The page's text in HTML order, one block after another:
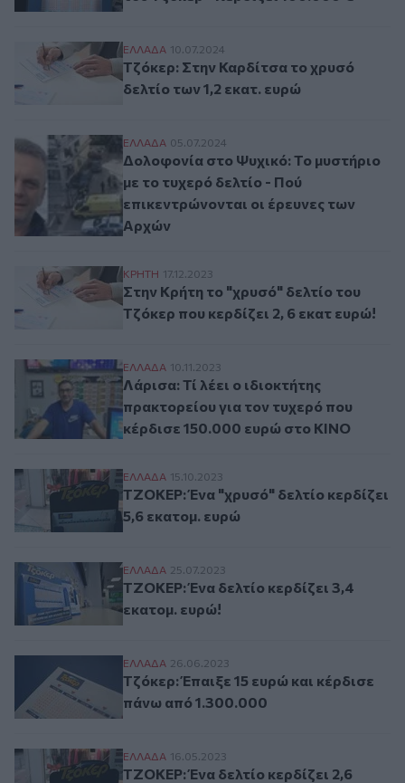
Τζόκερ: Στην Καρδίτσα το χρυσό δελτίο
ΕΛΛAΔΑ 10.07.2024
Τζόκερ: Στην Καρδίτσα το χρυσό
δελτίο των 1,2 εκατ. ευρώ
Δολοφονία στο Ψυχικό: Το μυστήριο με
ΕΛΛAΔΑ 05.07.2024
Δολοφονία στο Ψυχικό: Το μυστήριο
με το τυχερό δελτίο - Πού
επικεντρώνονται οι έρευνες των
Αρχών
Στην Κρήτη το "χρυσό" δελτίο του
ΚΡΗΤΗ 17.12.2023
Στην Κρήτη το "χρυσό" δελτίο του
Τζόκερ που κερδίζει 2, 6 εκατ ευρώ!
Λάρισα: Τί λέει ο ιδιοκτήτης
ΕΛΛAΔΑ 10.11.2023
Λάρισα: Τί λέει ο ιδιοκτήτης
πρακτορείου για τον τυχερό που
κέρδισε 150.000 ευρώ στο ΚΙΝΟ
ΤΖΟΚΕΡ: Ένα "χρυσό" δελτίο κερδίζει
ΕΛΛAΔΑ 15.10.2023
ΤΖΟΚΕΡ: Ένα "χρυσό" δελτίο κερδίζει
5,6 εκατομ. ευρώ
ΤΖΟΚΕΡ: Ένα δελτίο κερδίζει 3,4 εκατομ.
ΕΛΛAΔΑ 25.07.2023
ΤΖΟΚΕΡ: Ένα δελτίο κερδίζει 3,4
εκατομ. ευρώ!
Τζόκερ: Έπαιξε 15 ευρώ και κέρδισε
ΕΛΛAΔΑ 26.06.2023
Τζόκερ: Έπαιξε 15 ευρώ και κέρδισε
πάνω από 1.300.000
ΤΖΟΚΕΡ: Ένα δελτίο κερδίζει 2,6 εκατομ.
ΕΛΛAΔΑ 16.05.2023
ΤΖΟΚΕΡ: Ένα δελτίο κερδίζει 2,6